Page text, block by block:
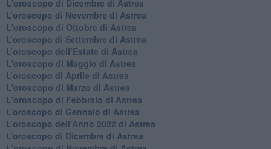
L'oroscopo di Dicembre di Astrea
L’oroscopo di Novembre di Astrea
L'oroscopo di Ottobre di Astrea
​L’oroscopo di Settembre di Astrea
​L’oroscopo dell’Estate di Astrea
L'oroscopo di Maggio di Astrea
​L’oroscopo di Aprile di Astrea
L'oroscopo di Marzo di Astrea
L'oroscopo di Febbraio di Astrea
​L’oroscopo di Gennaio di Astrea
​L’oroscopo dell’Anno 2022 di Astrea
​L’oroscopo di Dicembre di Astrea